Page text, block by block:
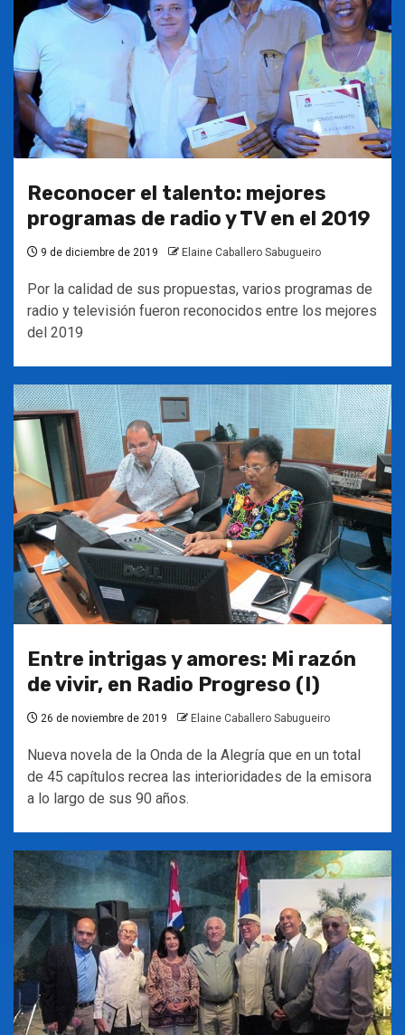
Reconocer el talento: mejores
programas de radio y TV en el 2019
9 de diciembre de 2019 Elaine Caballero Sabugueiro
Por la calidad de sus propuestas, varios programas de
radio y televisión fueron reconocidos entre los mejores
del 2019
Entre intrigas y amores: Mi razón
de vivir, en Radio Progreso (I)
26 de noviembre de 2019 Elaine Caballero Sabugueiro
Nueva novela de la Onda de la Alegría que en un total
de 45 capítulos recrea las interioridades de la emisora
a lo largo de sus 90 años.